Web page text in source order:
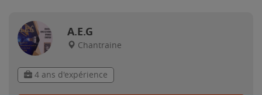
A.E.G
Chantraine
4 ans d'expérience